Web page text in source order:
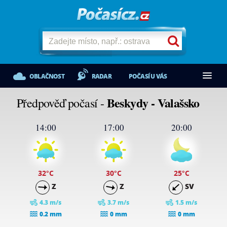
OBLAČNOST RADAR POČASÍ U VÁS
Předpověď počasí -Beskydy - Valašsko
14:00
32°C
Z
4.3 m/s
0.2 mm
17:00
30°C
Z
3.7 m/s
0 mm
20:00
25°C
SV
1.5 m/s
0 mm